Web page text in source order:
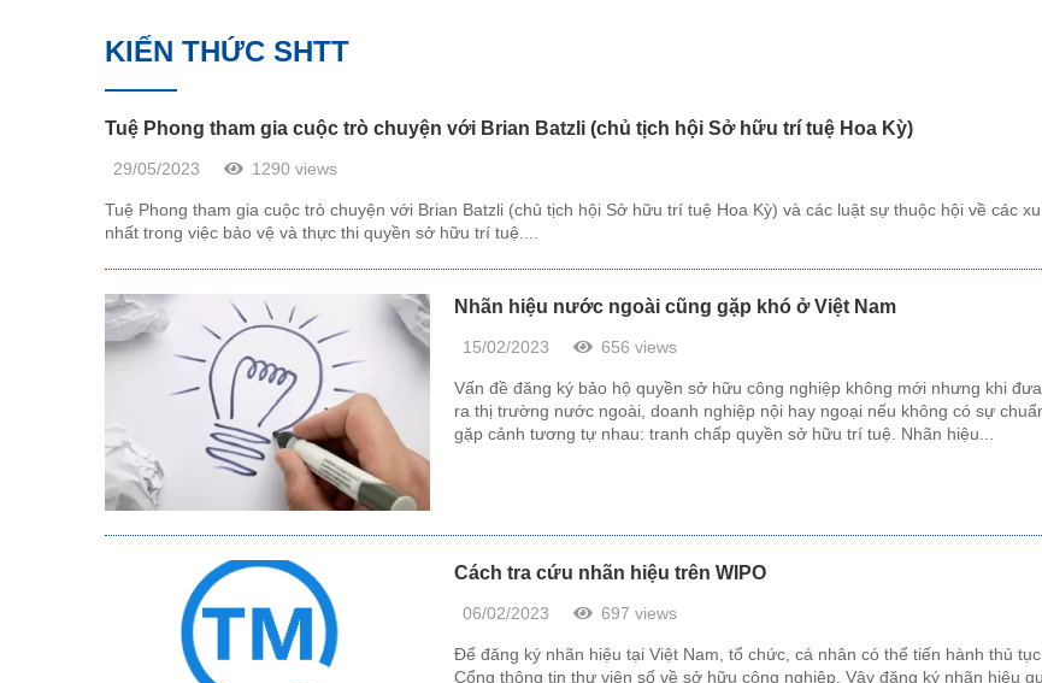
KIẾN THỨC SHTT
Tuệ Phong tham gia cuộc trò chuyện với Brian Batzli (chủ tịch hội Sở hữu trí tuệ Hoa Kỳ)
29/05/2023 1290 views
Tuệ Phong tham gia cuộc trò chuyện với Brian Batzli (chủ tịch hội Sở hữu trí tuệ Hoa Kỳ) và các luật sự thuộc hội về các
nhất trong việc bảo vệ và thực thi quyền sở hữu trí tuệ....
Nhãn hiệu nước ngoài cũng gặp khó ở Việt Nam
15/02/2023 656 views
Vấn đề đăng ký bảo hộ quyền sở hữu công nghiệp không mới nhưng khi
ra thị trường nước ngoài, doanh nghiệp nội hay ngoại nếu không có sự
gặp cảnh tương tự nhau: tranh chấp quyền sở hữu trí tuệ. Nhãn hiệu...
Cách tra cứu nhãn hiệu trên WIPO
06/02/2023 697 views
Để đăng ký nhãn hiệu tại Việt Nam, tổ chức, cá nhân có thể tiến hành thủ
Cổng thông tin thư viện số về sở hữu công nghiệp. Vậy đăng ký nhãn hiệu